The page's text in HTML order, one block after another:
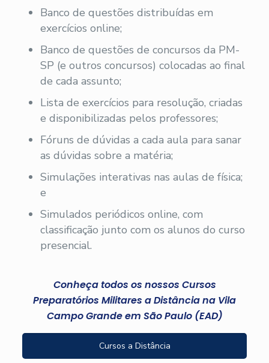
Banco de questões distribuídas em
exercícios online;
Banco de questões de concursos da PM-
SP (e outros concursos) colocadas ao final
de cada assunto;
Lista de exercícios para resolução, criadas
e disponibilizadas pelos professores;
Fóruns de dúvidas a cada aula para sanar
as dúvidas sobre a matéria;
Simulações interativas nas aulas de física;
e
Simulados periódicos online, com
classificação junto com os alunos do curso
presencial.
Conheça todos os nossos Cursos
Preparatórios Militares a Distância na Vila
Campo Grande em São Paulo (EAD)
Cursos a Distância